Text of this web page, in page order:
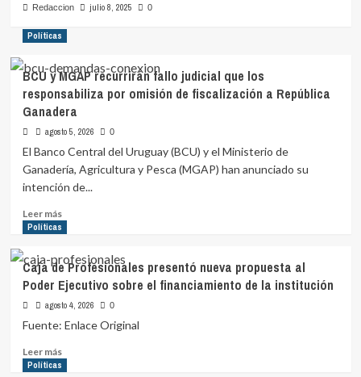
Redaccion julio 8, 2025 0
Políticas
BCU y MGAP recurrirán fallo judicial que los
responsabiliza por omisión de fiscalización a República
Ganadera
agosto 5, 2026 0
El Banco Central del Uruguay (BCU) y el Ministerio de
Ganadería, Agricultura y Pesca (MGAP) han anunciado su
intención de...
Leer másLeer
más
BCU
y
MGAP
recurrirán
fallo
que
los
Políticas
Caja de Profesionales presentó nueva propuesta al
Poder Ejecutivo sobre el financiamiento de la institución
agosto 4, 2026 0
Fuente: Enlace Original
Leer másLeer
más
Políticas